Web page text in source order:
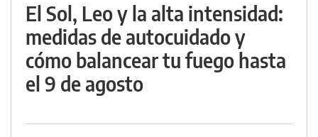
El Sol, Leo y la alta intensidad:
medidas de autocuidado y
cómo balancear tu fuego hasta
el 9 de agosto